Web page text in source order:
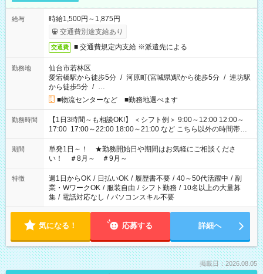
給与
時給1,500円～1,875円
交通費別途支給あり
交通費 ■ 交通費規定内支給 ※派遣先による
勤務地
仙台市若林区
愛宕橋駅から徒歩5分 / 河原町(宮城県)駅から徒歩5分 / 連坊駅
から徒歩5分 / …
■物流センターなど ■勤務地選べます
勤務時間
【1日3時間～も相談OK!】 ＜シフト例＞ 9:00～12:00 12:00～
17:00 17:00～22:00 18:00～21:00 など こちら以外の時間帯も
お気軽にご相談ください！
期間
単発1日～！ ★勤務開始日や期間はお気軽にご相談くださ
い！ ＃8月～ ＃9月～
特徴 週1日からOK / 日払いOK / 履歴書不要 / 40～50代活躍中 / 副
業・WワークOK / 服装自由 / シフト勤務 / 10名以上の大量募
集 / 電話対応なし / パソコンスキル不要
気になる！ 応募する 詳細へ
掲載日：2026.08.05